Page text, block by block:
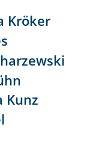
Kröker
Kunz